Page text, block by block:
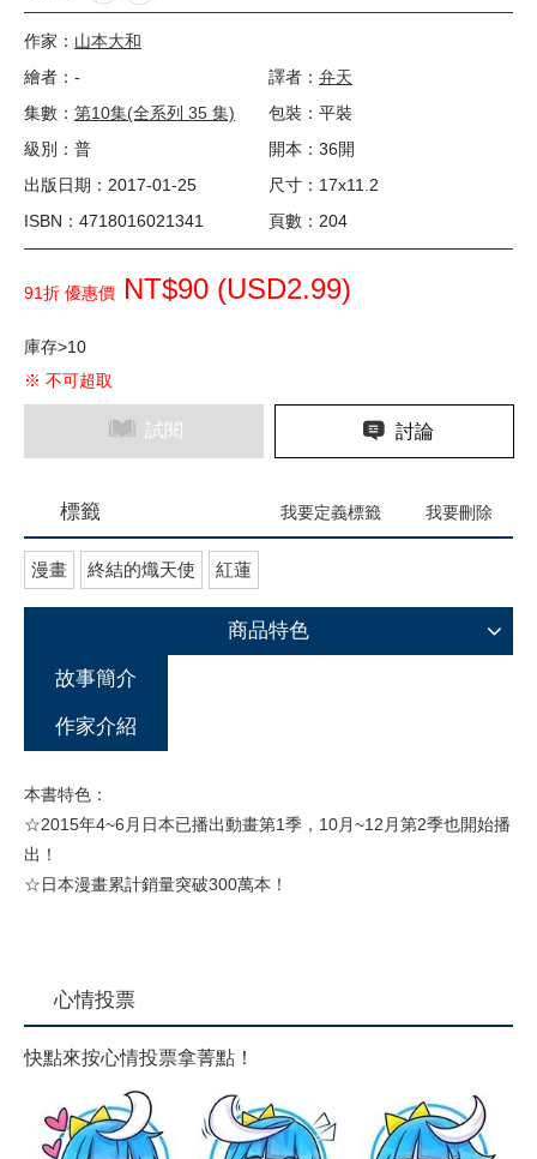
作家： 山本大和
繪者：-
譯者： 弁天
集數： 第10集(全系列 35 集)
包裝：平裝
級別：普
開本：36開
出版日期：2017-01-25
尺寸：17x11.2
ISBN：4718016021341
頁數：204
91折 優惠價 NT$90 (USD2.99)
庫存>10
※ 不可超取
試閱 討論
標籤 我要定義標籤 我要刪除
漫畫 終結的熾天使 紅蓮
商品特色
故事簡介
作家介紹
本書特色：
☆2015年4~6月日本已播出動畫第1季，10月~12月第2季也開始播
出！
☆日本漫畫累計銷量突破300萬本！
心情投票
快點來按心情投票拿菁點！